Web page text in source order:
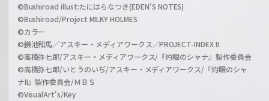
©Bushiroad illust:たにはらなつき(EDEN'S NOTES)
©Bushiroad/Project MILKY HOLMES
©カラー
©鎌池和馬／アスキー・メディアワークス／PROJECT-INDEX II
©高橋弥七郎/アスキー・メディアワークス/『灼眼のシャナ』製作委員会
©高橋弥七郎/いとうのいぢ/アスキー・メディアワークス/『灼眼のシャ
ナII』製作委員会/ＭＢＳ
©VisualArt's/Key